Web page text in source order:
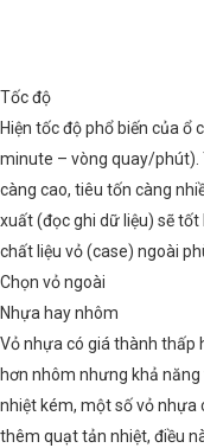
Tốc độ
Hiện tốc độ phổ biến của
minute – vòng quay/phút).
càng cao, tiêu tốn càng
xuất (đọc ghi dữ liệu) sẽ
chất liệu vỏ (case) ngoài
Chọn vỏ ngoài
Nhựa hay nhôm
Vỏ nhựa có giá thành thấp
hơn nhôm nhưng khả
nhiệt kém, một số vỏ nhựa
thêm quạt tản nhiệt, điều